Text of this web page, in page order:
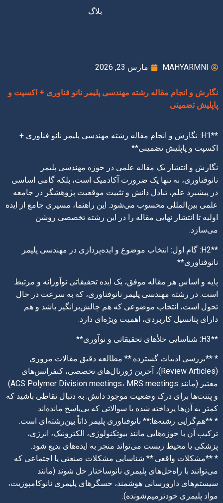
بلاگ
MAHYARMNI مارس 23, 2026
نگارش و انجام مقاله رشته مهندسی پلیمر نانو فناوری + اکسپت و
پاپلیش تضمینی
**H1: نگارش و انجام مقاله رشته مهندسی پلیمر نانو فناوری +
اکسپت و پاپلیش تضمینی**
نگارش و انتشار یک مقاله علمی در حوزه مهندسی پلیمر
نانوفناوری، نه تنها یک ضرورت آکادمیک است، بلکه گامی اساسی
در پیشبرد علم، تبادل دانش و تثبیت موقعیت پژوهشگر در جامعه
علمی بین‌المللی محسوب می‌شود. این راهنما، مسیری جامع از ایده
اولیه تا انتشار نهایی مقاله را در این رشته تخصصی روشن
می‌سازد.
**H2: گام اول: انتخاب موضوع و ایده‌پردازی در مهندسی پلیمر
نانوفناوری**
پایه و اساس هر مقاله موفق، یک ایده تحقیقاتی نوآورانه و مرتبط
است. در رشته مهندسی پلیمر نانوفناوری، که به سرعت در حال
تحول است، انتخاب موضوعی که هم چالش‌برانگیز باشد و هم
دارای پتانسیل کاربردی، اهمیت ویژه‌ای دارد.
**H3: شناسایی خلأهای تحقیقاتی و نوآوری**
* **بررسی ادبیات گسترده:** مطالعه دقیق مقالات مروری
(Review Articles)، آخرین ژورنال‌های تخصصی، کنفرانس‌های
معتبر (مانند ACS Polymer Division meetings، MRS meetings)
و پتنت‌ها برای درک وضعیت موجود دانش. به دنبال نقاطی باشید که
کمتر به آن‌ها پرداخته شده یا سوالاتی که بی‌پاسخ مانده‌اند.
* **هم‌گرایی رشته‌ها:** نانوفناوری پلیمر ذاتاً بین‌رشته‌ای است.
ترکیب آن با حوزه‌هایی مانند بیوتکنولوژی، الکترونیک، انرژی،
پزشکی یا محیط زیست می‌تواند منجر به ایده‌های بدیع شود.
* **مشکلات واقعی:** شناسایی مشکلات صنعتی یا اجتماعی که
می‌توانند با راه‌حل‌های پلیمری نانوساختار حل شوند (مانند
سیستم‌های دارورسانی هوشمند، حسگرهای پلیمری نانوکامپوزیت،
مواد پلیمری خودترمیم‌شونده).